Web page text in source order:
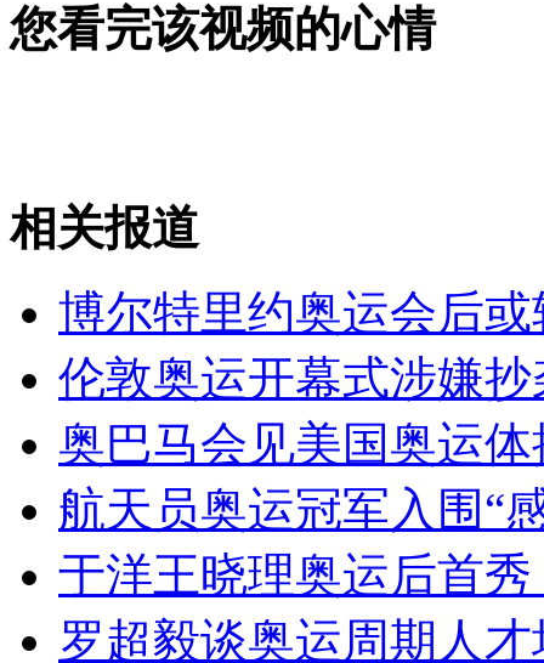
消防员救轻生者
纽约上演“枕头大战”
司机酒驾遇交警 急速倒车逃窜
您看完该视频的心情
相关报道
博尔特里约奥运会后
伦敦奥运开幕式涉嫌
奥巴马会见美国奥运
航天员奥运冠军入围“
于洋王晓理奥运后首
罗超毅谈奥运周期人